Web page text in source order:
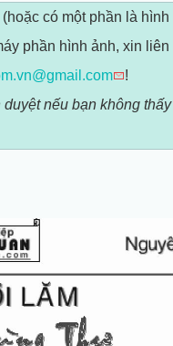
có một phần là hình
phần hình ảnh, xin liên
!
nếu bạn không thấy